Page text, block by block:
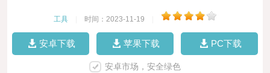
工具 时间：2023-11-19
安卓下载 苹果下载 PC下载
安卓市场，安全绿色